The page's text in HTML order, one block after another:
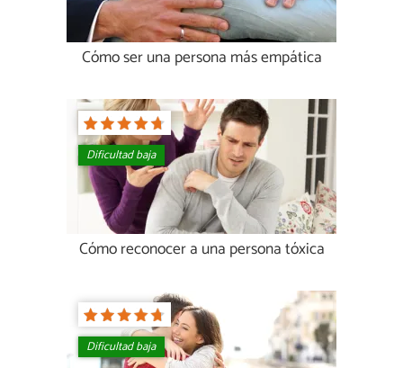
Cómo ser una persona más empática
Dificultad baja
Cómo reconocer a una persona tóxica
Dificultad baja